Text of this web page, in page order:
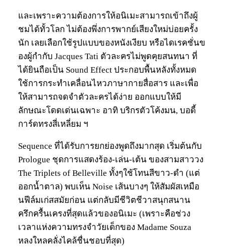
และเพราะความต้องการให้อนิเมะสามารถเข้าถึงผู้
ชมได้ทั้วโลก ไม่ต้องพึ่งการพากย์เสียงใหม่บ่อยครั้ง
นัก เลยเลือกใช้รูปแบบของหนังเงียบ หรือไดเรคชั่นข
องผู้กำกับ Jacques Tati ตัวละครไม่พูดคุยสนทนา ที่
ได้ยินถือเป็น Sound Effect ประกอบพื้นหลังทั้งหมด
ใช้การกระทำเคลื่อนไหวภาษากายสื่อสาร และเพื่อ
ให้สามารถจดจำตัวละครได้ง่าย ออกแบบให้มี
ลักษณะโดดเด่นเฉพาะ อาทิ บริกรตัวโค้งมน, บอดี้
การ์ดทรงสี่เหลี่ยม ฯ
Sequence ที่ได้รับการยกย่องพูดถึงมากสุด เริ่มต้นกับ
Prologue ชุดการแสดงร้อง-เล่น-เต้น ของสามสาววง
The Triplets of Belleville ทั้งๆใช้โทนสีขาว-ดำ (แต่
ออกน้ำตาล) พบเห็น Noise เส้นบางๆ ให้สัมผัสเหมือ
นฟีล์มเก่สสมัยก่อน แต่กลับมีชีวิตชีวาสนุกสนาน
ครึกครื้นเครงที่สุดแล้วของอนิเมะ (เพราะคือช่วง
เวลาแห่งความทรงจำวัยเด็กของ Madame Souza
หลงใหลคลั่งไคล้ชื่นชอบที่สุด)